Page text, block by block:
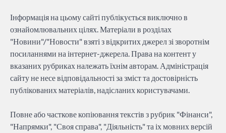
Інформація на цьому сайті публікується виключно в
ознайомлювальних цілях. Матеріали в розділах
"Новини"/"Новости" взяті з відкритих джерел зі зворотнім
посиланнями на інтернет-джерела. Права на контент у
вказаних рубриках належать їхнім авторам. Адміністрація
сайту не несе відповідальності за зміст та достовірність
публікованих матеріалів, надісланих користувачами.
Повне або часткове копіювання текстів з рубрик "Фінанси",
"Напрямки", "Своя справа", "Діяльність" та іх мовних версій